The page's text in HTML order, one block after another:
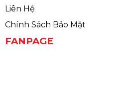
Liên Hệ
Chính Sách Bảo Mật
FANPAGE